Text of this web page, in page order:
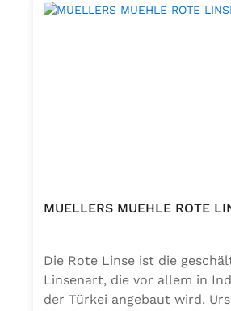
Eintöpfe, Beilage zu Fleisch
MUELLERS MUEHLE ROTE
Die Rote Linse ist die
Linsenart, die vor allem in
der Türkei angebaut wird.